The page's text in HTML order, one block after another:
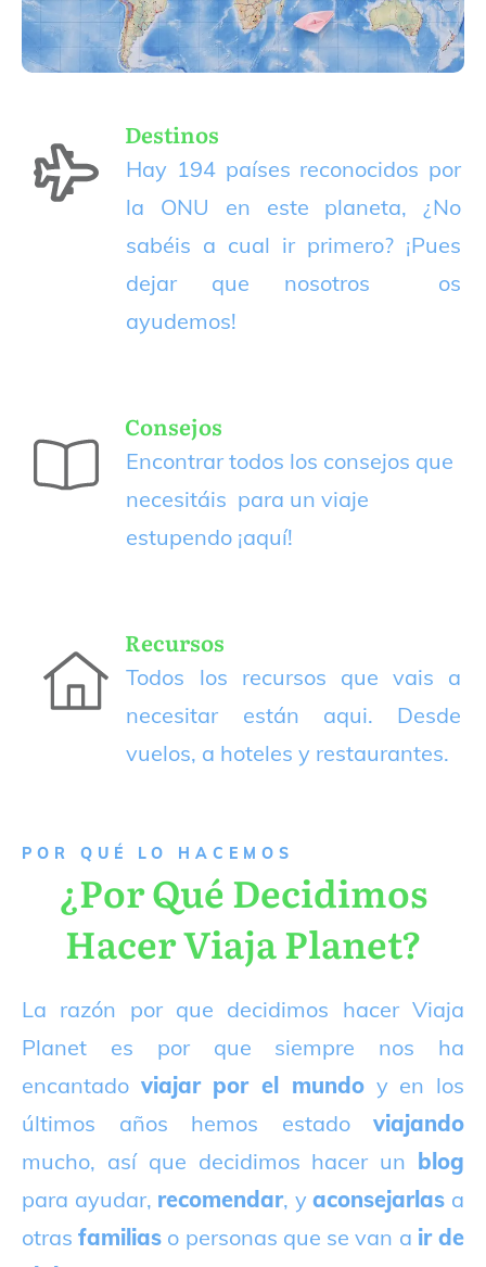
Destinos
Hay 194 países reconocidos por
la ONU en este planeta, ¿No
sabéis a cual ir primero? ¡Pues
dejar que nosotros os
ayudemos!
Consejos
Encontrar todos los consejos que
necesitáis para un viaje
estupendo ¡aquí!
Recursos
Todos los recursos que vais a
necesitar están aqui. Desde
vuelos, a hoteles y restaurantes.
P OR QUÉ LO HACEMOS
¿Por Qué Decidimos
Hacer Viaja Planet?
La razón por que decidimos hacer Viaja
Planet es por que siempre nos ha
encantado viajar por el mundoy en los
últimos años hemos estado viajando
mucho, así que decidimos hacer un blog
para ayudar, recomendar, yaconsejarlas a
otrasfamilias o personas que se van a ir de